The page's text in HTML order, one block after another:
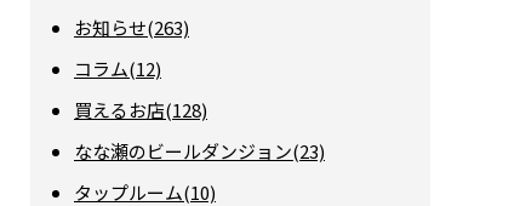
お知らせ(263)
コラム(12)
買えるお店(128)
なな瀬のビールダンジョン(23)
タップルーム(10)